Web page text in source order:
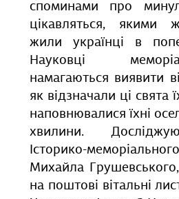
споминами про
цікавляться, якими
жили українці в
Науковці
намагаються виявити
як відзначали ці свята
наповнювалися їхні
хвилини.
Історико-
Михайла
на поштові вітальні